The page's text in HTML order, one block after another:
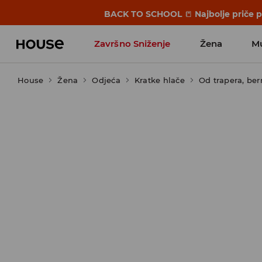
BACK TO SCHOOL 📒 Najbolje priče
Završno Sniženje Žena
House Žena Odjeća Kratke hlače Od trapera,